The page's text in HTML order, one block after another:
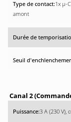
1x µ-
amont
Canal 2
3 A (230 V),